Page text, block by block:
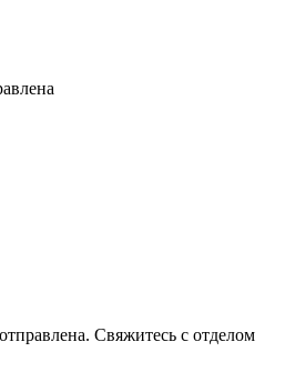
Свяжитесь с отделом